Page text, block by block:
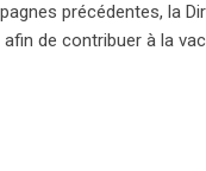
précédentes, la
de contribuer à la